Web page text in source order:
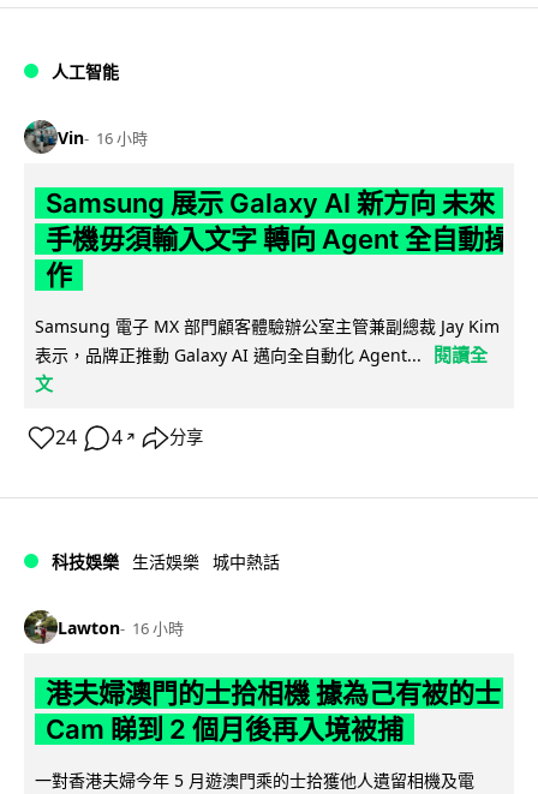
人工智能
Vin 16 小時
Samsung 展示 Galaxy AI 新方向 未來
手機毋須輸入文字 轉向 Agent 全自動操
作
Samsung 電子 MX 部門顧客體驗辦公室主管兼副總裁 Jay Kim
表示，品牌正推動 Galaxy AI 邁向全自動化 Agent...
閱讀全
文
24 4 ↗ 分享
科技娛樂 生活娛樂 城中熱話
Lawton 16 小時
港夫婦澳門的士拾相機 據為己有被的士
Cam 睇到 2 個月後再入境被捕
一對香港夫婦今年 5 月遊澳門乘的士拾獲他人遺留相機及電